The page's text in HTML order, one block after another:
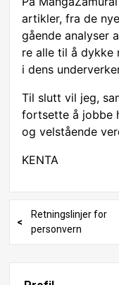
artikler, fra de
gående analyser
re alle til å dykke
i dens
Til slutt vil jeg,
fortsette å jobbe
og velstående
KENTA
Retningslinjer for
personvern